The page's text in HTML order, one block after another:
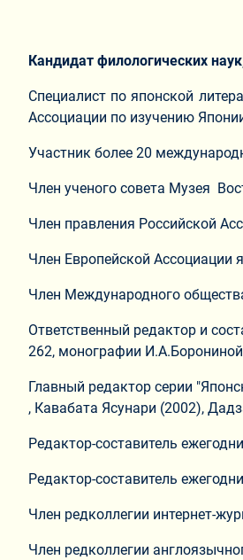
Кандидат филологических
Cпециалист по японской
Ассоциации по изучению
Участник более 20
Член ученого совета Музея
Член правления Российской
Член Европейской Ассоциации
Член Международного
Ответственный редактор и
262, монографии
Главный редактор серии
, Кавабата Ясунари (2002),
Редактор-составитель
Редактор-составитель
Член редколлегии интернет-
Член редколлегии